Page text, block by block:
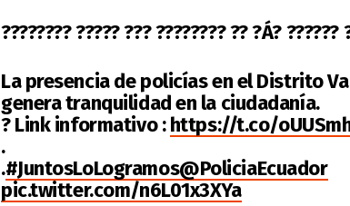
???????? ????? ??? ???????? ?? ?Á? ??????
La presencia de policías en el Distrito
genera tranquilidad en la ciudadanía.
? Link informativo :https://t.co/
.
.#JuntosLoLogramos@PoliciaEcuador
pic.twitter.com/n6L01x3XYa